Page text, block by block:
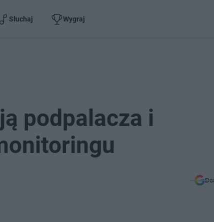
Słuchaj Wygraj
podpalacza i